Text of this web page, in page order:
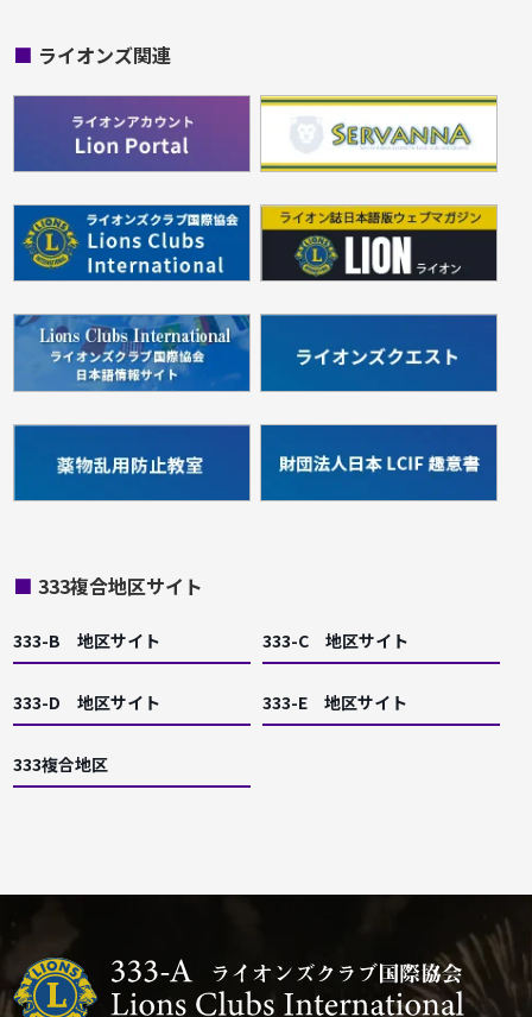
■ ライオンズ関連
■ 333複合地区サイト
333-B 地区サイト 333-C 地区サイト
333-D 地区サイト 333-E 地区サイト
333複合地区